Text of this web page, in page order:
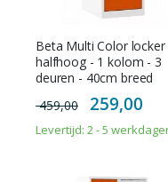
Beta Multi Color locker
halfhoog - 1 kolom - 3
deuren - 40cm breed
459,00
Special
Price
259,00
Levertijd: 2 - 5